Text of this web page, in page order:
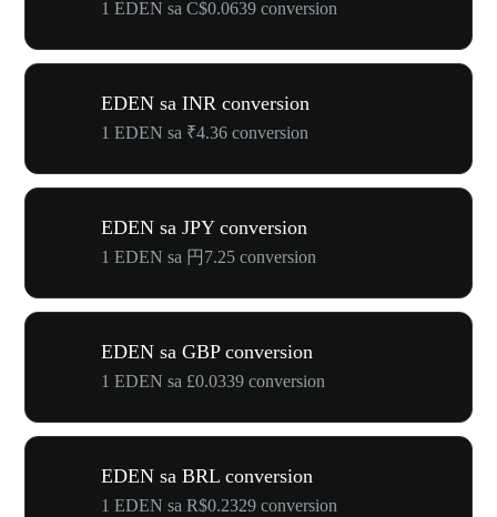
1 EDEN sa C$0.0639 conversion
EDEN sa INR conversion
1 EDEN sa ₹4.36 conversion
EDEN sa JPY conversion
1 EDEN sa 円7.25 conversion
EDEN sa GBP conversion
1 EDEN sa £0.0339 conversion
EDEN sa BRL conversion
1 EDEN sa R$0.2329 conversion